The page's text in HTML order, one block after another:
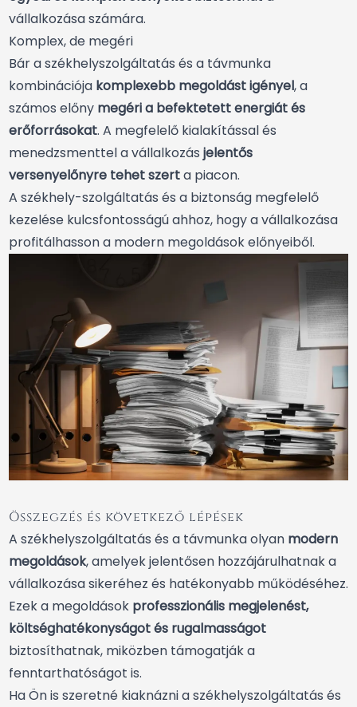
vállalkozása számára.
Komplex, de megéri
Bár a székhelyszolgáltatás és a távmunka
kombinációja komplexebb megoldást igényel, a
számos előny megéri a befektetett energiát és
erőforrásokat. A megfelelő kialakítással és
menedzsmenttel a vállalkozás jelentős
versenyelőnyre tehet szerta piacon.
A székhely-szolgáltatás és a biztonság megfelelő
kezelése kulcsfontosságú ahhoz, hogy a vállalkozása
profitálhasson a modern megoldások előnyeiből.
Összegzés és következő lépések
A székhelyszolgáltatás és a távmunka olyan modern
megoldások, amelyek jelentősen hozzájárulhatnak a
vállalkozása sikeréhez és hatékonyabb működéséhez.
Ezek a megoldások professzionális megjelenést,
költséghatékonyságot és rugalmasságot
biztosíthatnak, miközben támogatják a
fenntarthatóságot is.
Ha Ön is szeretné kiaknázni a székhelyszolgáltatás és